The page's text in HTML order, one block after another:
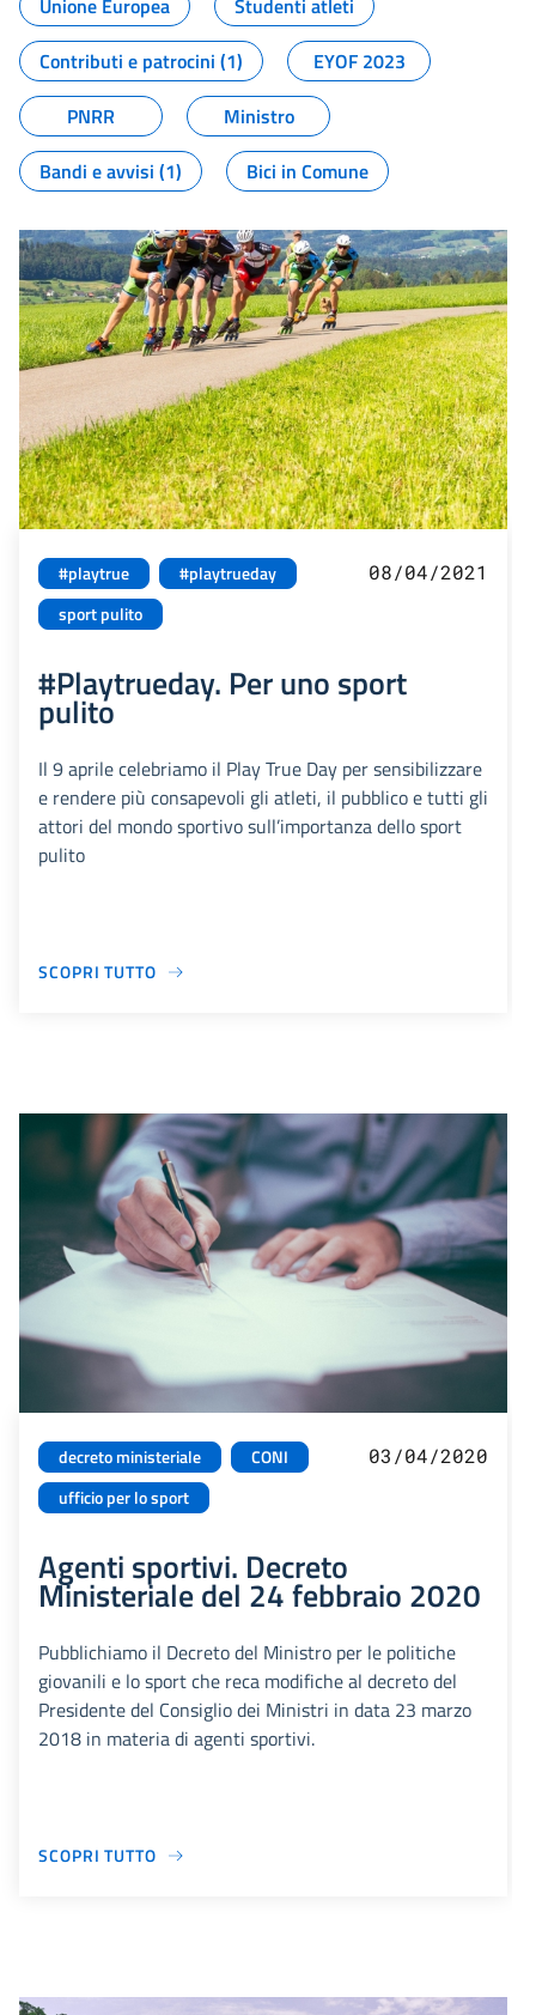
Unione Europea
Studenti atleti
Contributi e patrocini (1)
EYOF 2023
PNRR
Ministro
Bandi e avvisi (1)
Bici in Comune
#playtrue
#playtrueday
sport pulito
08/04/2021
#Playtrueday. Per uno sport
pulito
Il 9 aprile celebriamo il Play True Day per sensibilizzare
e rendere più consapevoli gli atleti, il pubblico e tutti gli
attori del mondo sportivo sull’importanza dello sport
pulito
SCOPRI TUTTO
decreto ministeriale
CONI
ufficio per lo sport
03/04/2020
Agenti sportivi. Decreto
Ministeriale del 24 febbraio 2020
Pubblichiamo il Decreto del Ministro per le politiche
giovanili e lo sport che reca modifiche al decreto del
Presidente del Consiglio dei Ministri in data 23 marzo
2018 in materia di agenti sportivi.
SCOPRI TUTTO